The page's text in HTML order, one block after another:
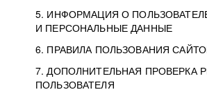
5. ИНФОРМАЦИЯ О
И ПЕРСОНАЛЬНЫЕ ДАННЫЕ
6. ПРАВИЛА ПОЛЬЗОВАНИЯ
7. ДОПОЛНИТЕЛЬНАЯ ПРОВЕРКА
ПОЛЬЗОВАТЕЛЯ